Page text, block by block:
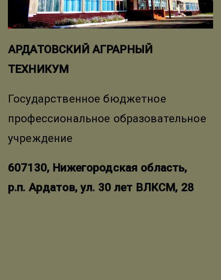
АРДАТОВСКИЙ АГРАРНЫЙ
ТЕХНИКУМ
Государственное бюджетное
профессиональное образовательное
учреждение
607130, Нижегородская область,
р.п. Ардатов, ул. 30 лет ВЛКСМ, 28